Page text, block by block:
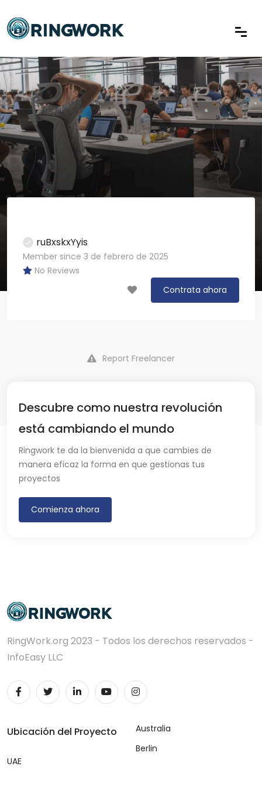
ruBxskxYyis
Member since 3 de febrero de 2025
No Reviews
Contrata ahora
Report Freelancer
Descubre como nuestra revolución
está cambiando el mundo
Ringwork te da la bienvenida a que cambies de
manera eficaz la forma en que gestionas tus
proyectos
Comienza ahora
RingWork.org 2023 - Todos los derechos reservados -
InfoEasy LLC
Ubicación del Proyecto
UAE
Australia
Berlin